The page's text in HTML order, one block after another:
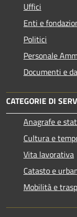
Uffici
Enti e
Politici
Personale
Documenti e
CATEGORIE DI
Anagrafe e
Cultura e
Vita lavorativa
Catasto e
Mobilità e